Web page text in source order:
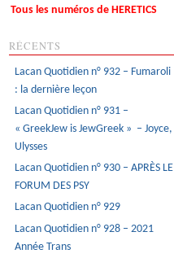
Tous les numéros de HERETICS
RÉCENTS
Lacan Quotidien n° 932 – Fumaroli
: la dernière leçon
Lacan Quotidien n° 931 –
« GreekJew is JewGreek » – Joyce,
Ulysses
Lacan Quotidien n° 930 – APRÈS LE
FORUM DES PSY
Lacan Quotidien n° 929
Lacan Quotidien n° 928 – 2021
Année Trans